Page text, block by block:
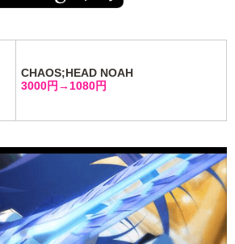
CHAOS;HEAD NOAH
3000円→1080円